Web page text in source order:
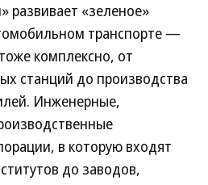
развивает «зеленое»
транспорте —
комплексно, от
станций до производства
Инженерные,
в которую входят
до заводов,